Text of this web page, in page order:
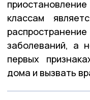
классам
заболеваний, а
первых
дома и вызвать